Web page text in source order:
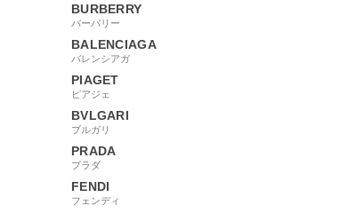
BURBERRY
バーバリー
BALENCIAGA
バレンシアガ
PIAGET
ピアジェ
BVLGARI
ブルガリ
PRADA
プラダ
FENDI
フェンディ